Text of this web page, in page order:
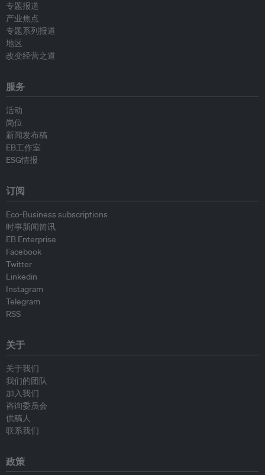
专题报道
产业焦点
专题系列报道
地区
改变经营之道
服务
活动
岗位
新闻发布稿
EB工作室
ESG情报
订阅
Eco-Business subscriptions
时事新闻简讯
EB Enterprise
Facebook
Twitter
Linkedin
Instagram
Telegram
RSS
关于
关于我们
我们的团队
加入我们
咨询委员会
供稿人
联系我们
政策